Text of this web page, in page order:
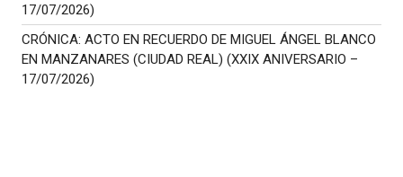
17/07/2026)
CRÓNICA: ACTO EN RECUERDO DE MIGUEL ÁNGEL BLANCO
EN MANZANARES (CIUDAD REAL) (XXIX ANIVERSARIO –
17/07/2026)